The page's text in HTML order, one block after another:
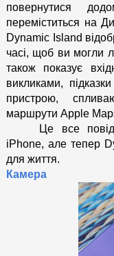
повернутися
переміститься на
Dynamic Island
часі, щоб ви могли
також показує
викликами,
пристрою,
маршрути Apple
Це все
iPhone, але тепер
для життя.
Камера